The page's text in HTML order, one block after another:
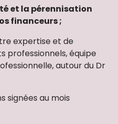
et la pérennisation
financeurs ;
expertise et de
professionnels, équipe
autour du Dr
signées au mois